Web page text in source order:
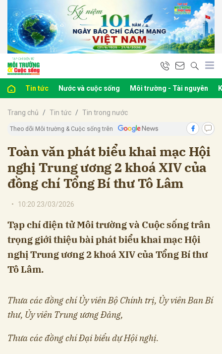
Tin tức Nước và cuộc sống Môi trường - Tài nguyên
Trang chủ Tin tức Tin trong nước
Theo dõi Môi trường & Cuộc sống trên
Toàn văn phát biểu khai mạc Hội
nghị Trung ương 2 khoá XIV của
đồng chí Tổng Bí thư Tô Lâm
• 10:20 23/03/2026
Tạp chí điện tử Môi trường và Cuộc sống trân
trọng giới thiệu bài phát biểu khai mạc Hội
nghị Trung ương 2 khoá XIV của Tổng Bí thư
Tô Lâm.
Thưa các đồng chí Ủy viên Bộ Chính trị, Ủy viên Ban Bí
thư, Ủy viên Trung ương Đảng,
Thưa các đồng chí Đại biểu dự Hội nghị.
luận
Hủy